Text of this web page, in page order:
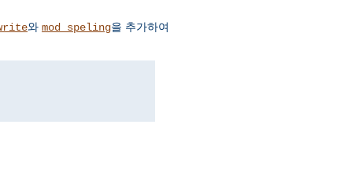
와 mod_speling을 추가하여